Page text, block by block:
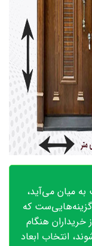
میان می‌آید،
که
هنگام
انتخاب ابعاد